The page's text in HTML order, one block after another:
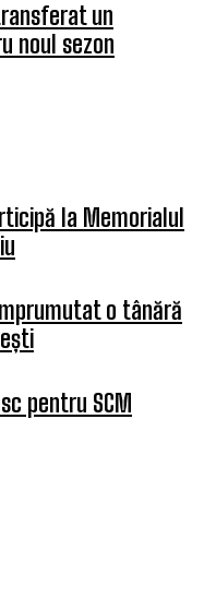
un
noul sezon
la Memorialul
o tânără
pentru SCM